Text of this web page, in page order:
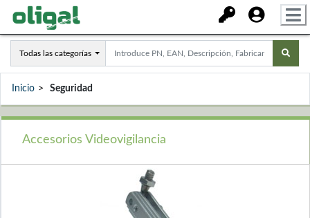
Todas las categorías
Inicio Seguridad
Accesorios Videovigilancia